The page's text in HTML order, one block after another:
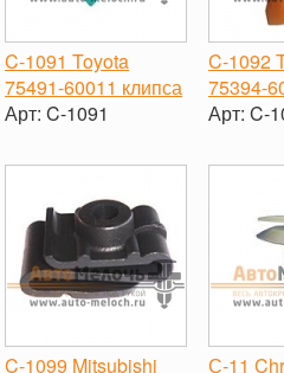
C-1091 Toyota
75491-60011 клипса
Арт: C-1091
-
+
C-1092
75394-
Арт: C-
-
C-1099 Mitsubishi
С-11